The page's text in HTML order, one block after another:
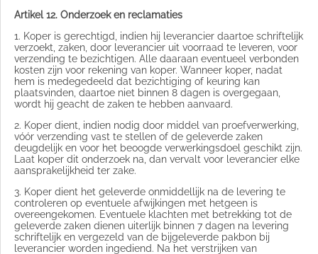
Artikel 12. Onderzoek en reclamaties
1. Koper is gerechtigd, indien hij leverancier daartoe schriftelijk
verzoekt, zaken, door leverancier uit voorraad te leveren, voor
verzending te bezichtigen. Alle daaraan eventueel verbonden
kosten zijn voor rekening van koper. Wanneer koper, nadat
hem is medegedeeld dat bezichtiging of keuring kan
plaatsvinden, daartoe niet binnen 8 dagen is overgegaan,
wordt hij geacht de zaken te hebben aanvaard.
2. Koper dient, indien nodig door middel van proefverwerking,
vóór verzending vast te stellen of de geleverde zaken
deugdelijk en voor het beoogde verwerkingsdoel geschikt zijn.
Laat koper dit onderzoek na, dan vervalt voor leverancier elke
aansprakelijkheid ter zake.
3. Koper dient het geleverde onmiddellijk na de levering te
controleren op eventuele afwijkingen met hetgeen is
overeengekomen. Eventuele klachten met betrekking tot de
geleverde zaken dienen uiterlijk binnen 7 dagen na levering
schriftelijk en vergezeld van de bijgeleverde pakbon bij
leverancier worden ingediend. Na het verstrijken van